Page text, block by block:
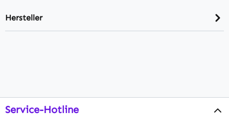
Hersteller
Service-Hotline